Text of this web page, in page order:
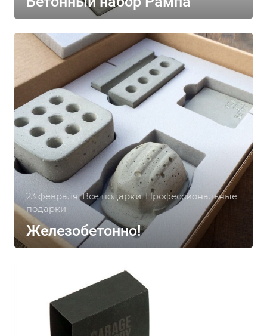
23 февраля, Все подарки, Профессиональные
подарки
Железобетонно!